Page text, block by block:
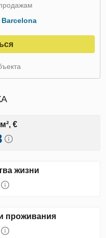
Barcelona
€
жизни
проживания